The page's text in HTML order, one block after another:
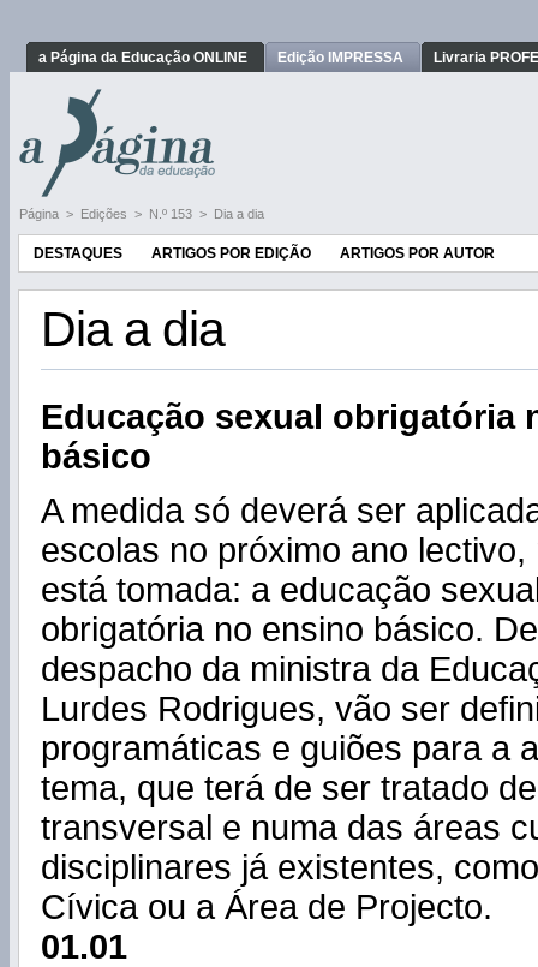
a Página da Educação ONLINE Edição IMPRESSA Livraria
Página > Edições > N.º 153 > Dia a dia
DESTAQUES ARTIGOS POR EDIÇÃO ARTIGOS POR AUTOR
Dia a dia
Educação sexual obrigatória
básico
A medida só deverá ser
escolas no próximo ano
está tomada: a educação
obrigatória no ensino básico.
despacho da ministra da
Lurdes Rodrigues, vão ser
programáticas e guiões para a
tema, que terá de ser tratado
transversal e numa das áreas
disciplinares já existentes,
Cívica ou a Área de Projecto.
01.01